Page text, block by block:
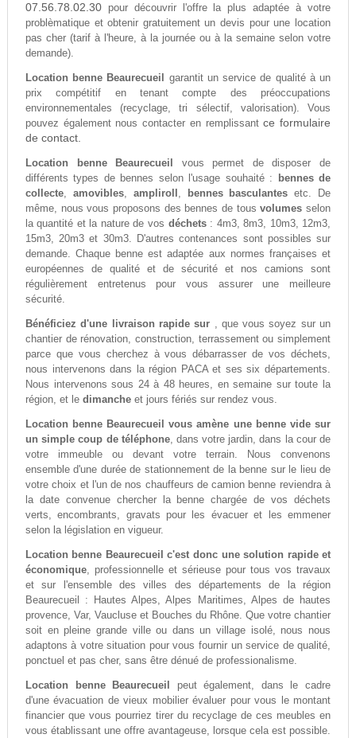
07.56.78.02.30pour découvrir l'offre la plus adaptée à votre
problèmatique et obtenir gratuitement un devis pour une location
pas cher (tarif à l'heure, à la journée ou à la semaine selon votre
demande).
Location benne Beaurecueil
garantit un service de qualité à un
prix compétitif en tenant compte des préoccupations
environnementales (recyclage, tri sélectif, valorisation). Vous
pouvez également nous contacter en remplissantce formulaire
de contact.
Location benne Beaurecueil
vous permet de disposer de
différents types de bennes selon l'usage souhaité :
bennes de
collecte, amovibles, ampliroll , bennes basculantes etc. De
même, nous vous proposons des bennes de tousvolumes selon
la quantité et la nature de vos déchets: 4m3, 8m3, 10m3, 12m3,
15m3, 20m3 et 30m3. D'autres contenances sont possibles sur
demande. Chaque benne est adaptée aux normes françaises et
européennes de qualité et de sécurité et nos camions sont
régulièrement entretenus pour vous assurer une meilleure
sécurité.
Bénéficiez d'une livraison rapide sur , que vous soyez sur un
chantier de rénovation, construction, terrassement ou simplement
parce que vous cherchez à vous débarrasser de vos déchets,
nous intervenons dans la région PACA et ses six départements.
Nous intervenons sous 24 à 48 heures, en semaine sur toute la
région, et le dimancheet jours fériés sur rendez vous.
Location benne Beaurecueil vous amène une benne vide sur
un simple coup de téléphone, dans votre jardin, dans la cour de
votre immeuble ou devant votre terrain. Nous convenons
ensemble d'une durée de stationnement de la benne sur le lieu de
votre choix et l'un de nos chauffeurs de camion benne reviendra à
la date convenue chercher la benne chargée de vos déchets
verts, encombrants, gravats pour les évacuer et les emmener
selon la législation en vigueur.
Location benne Beaurecueil c'est donc une solution rapide et
économique, professionnelle et sérieuse pour tous vos travaux
et sur l'ensemble des villes des départements de la région
Beaurecueil : Hautes Alpes, Alpes Maritimes, Alpes de hautes
provence, Var, Vaucluse et Bouches du Rhône. Que votre chantier
soit en pleine grande ville ou dans un village isolé, nous nous
adaptons à votre situation pour vous fournir un service de qualité,
ponctuel et pas cher, sans être dénué de professionalisme.
Location benne Beaurecueil
peut également, dans le cadre
d'une évacuation de vieux mobilier évaluer pour vous le montant
financier que vous pourriez tirer du recyclage de ces meubles en
vous établissant une offre avantageuse, lorsque cela est possible.